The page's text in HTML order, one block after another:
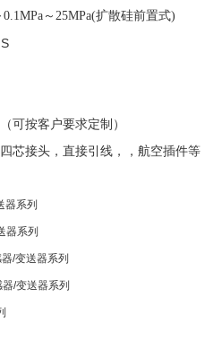
～25MPa(扩散硅前置式)
按客户要求定制）
接头，直接引线，，航空插件等
器系列
器系列
/变送器系列
/变送器系列